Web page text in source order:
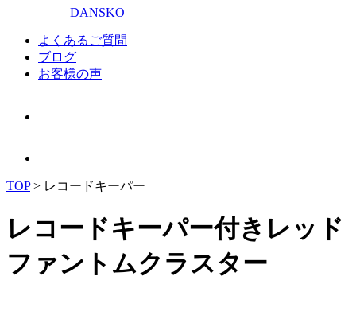
DANSKO
よくあるご質問
ブログ
お客様の声
TOP> レコードキーパー
レコードキーパー付きレッド
ファントムクラスター